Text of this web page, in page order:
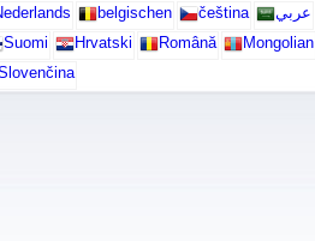
belgischen čeština
عربي
Suomi Hrvatski Română
Mongolian